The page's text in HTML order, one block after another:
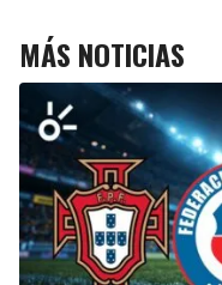
MÁS NOTICIAS